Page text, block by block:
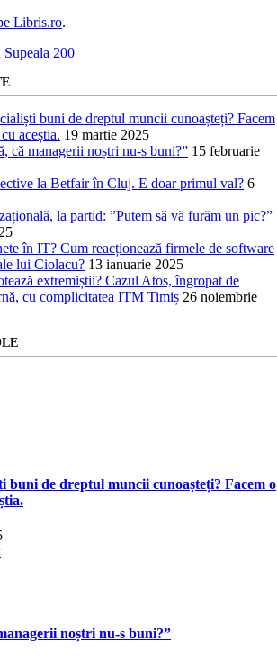
Libris.ro.
buni de dreptul muncii cunoașteți? Facem
aceștia. 19 martie 2025
că managerii noștri nu-s buni?” 15 februarie
la Betfair în Cluj. E doar primul val? 6
la partid: ”Putem să vă furăm un pic?”
în IT? Cum reacționează firmele de software
lui Ciolacu? 13 ianuarie 2025
extremiștii? Cazul Atos, îngropat de
cu complicitatea ITM Timiș 26 noiembrie
buni de dreptul muncii cunoașteți? Facem o
noștri nu-s buni?”